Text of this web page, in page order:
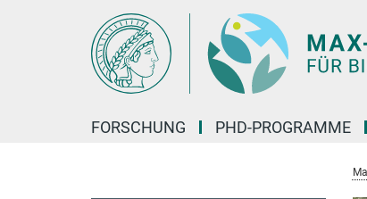
FORSCHUNG PHD-PROGRAMME